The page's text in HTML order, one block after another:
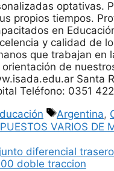
optativas.
propios tiempos.
en
y calidad de
que trabajan en
de
Santa
Teléfono: 0351
Etiquetas
Argentina,
VARIOS DE
diferencial
doble traccion